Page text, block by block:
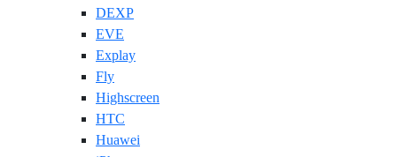
DEXP
EVE
Explay
Fly
Highscreen
HTC
Huawei